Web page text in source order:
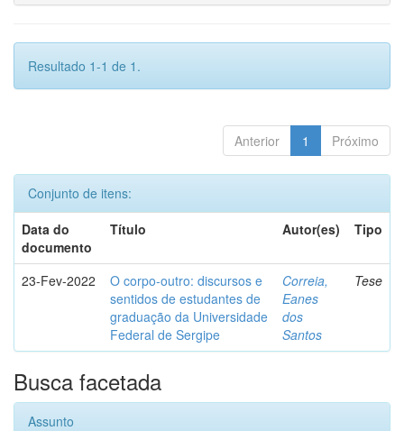
Resultado 1-1 de 1.
Anterior 1 Próximo
Conjunto de itens:
Data do
documento
Título Autor(es) Tipo
23-Fev-2022
O corpo-outro: discursos e
sentidos de estudantes de
graduação da Universidade
Federal de Sergipe
Correia,
Eanes
dos
Santos
Tese
Busca facetada
Assunto